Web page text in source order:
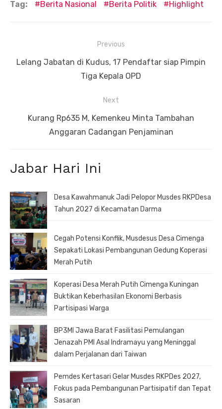
Tag: Berita Nasional Berita Politik Highlight
pos
Previous
Previous
Lelang Jabatan di Kudus, 17 Pendaftar siap Pimpin
Tiga Kepala OPD
Next
NextKurang Rp635 M, Kemenkeu Minta Tambahan
Anggaran Cadangan Penjaminan
Jabar Hari Ini
Desa Kawahmanuk Jadi Pelopor Musdes RKPDesa
Tahun 2027 di Kecamatan Darma
Cegah Potensi Konflik, Musdesus Desa Cimenga
Sepakati Lokasi Pembangunan Gedung Koperasi
Merah Putih
Koperasi Desa Merah Putih Cimenga Kuningan
Buktikan Keberhasilan Ekonomi Berbasis
Partisipasi Warga
BP3MI Jawa Barat Fasilitasi Pemulangan
Jenazah PMI Asal Indramayu yang Meninggal
dalam Perjalanan dari Taiwan
Pemdes Kertasari Gelar Musdes RKPDes 2027,
Fokus pada Pembangunan Partisipatif dan Tepat
Sasaran